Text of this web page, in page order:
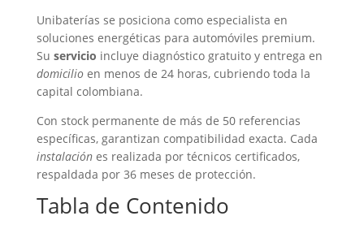
Unibaterías se posiciona como especialista en
soluciones energéticas para automóviles premium.
Su servicio incluye diagnóstico gratuito y entrega en
domicilioen menos de 24 horas, cubriendo toda la
capital colombiana.
Con stock permanente de más de 50 referencias
específicas, garantizan compatibilidad exacta. Cada
instalaciónes realizada por técnicos certificados,
respaldada por 36 meses de protección.
Tabla de Contenido